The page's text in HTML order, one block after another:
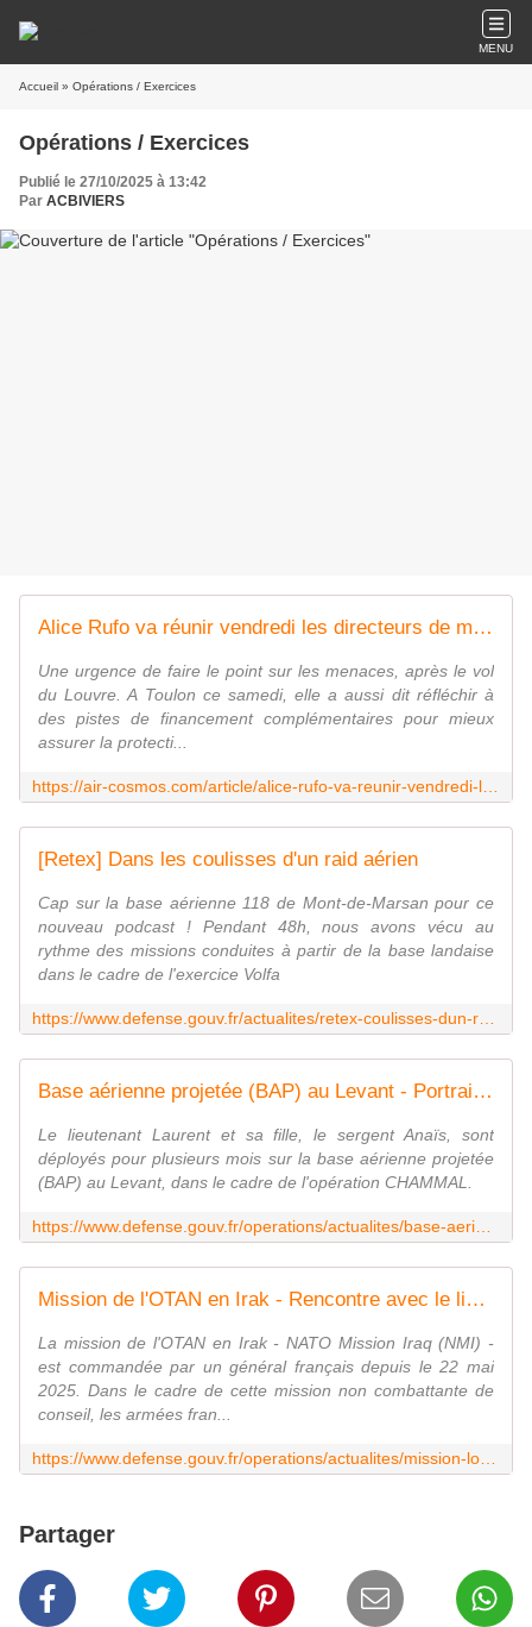
MENU
Accueil » Opérations / Exercices
Opérations / Exercices
Publié le 27/10/2025 à 13:42
Par ACBIVIERS
Alice Rufo va réunir vendredi les directeurs de musées du Minarm
Une urgence de faire le point sur les menaces, après le vol
du Louvre. A Toulon ce samedi, elle a aussi dit réfléchir à
des pistes de financement complémentaires pour mieux
assurer la protecti...
[Retex] Dans les coulisses d'un raid aérien
Cap sur la base aérienne 118 de Mont-de-Marsan pour ce
nouveau podcast ! Pendant 48h, nous avons vécu au
rythme des missions conduites à partir de la base landaise
dans le cadre de l'exercice Volfa
Base aérienne projetée (BAP) au Levant - Portrait d'un père et sa fille
Le lieutenant Laurent et sa fille, le sergent Anaïs, sont
déployés pour plusieurs mois sur la base aérienne projetée
(BAP) au Levant, dans le cadre de l'opération CHAMMAL.
Mission de l'OTAN en Irak - Rencontre avec le lieutenant Louis, Battle Captain, à Bagdad
La mission de l'OTAN en Irak - NATO Mission Iraq (NMI) -
est commandée par un général français depuis le 22 mai
2025. Dans le cadre de cette mission non combattante de
conseil, les armées fran...
Partager